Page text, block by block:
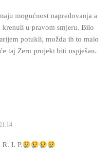
mogućnost napredovanja a
u pravom smjeru. Bilo
potukli, možda ih to malo
taj Zero projekt biti uspješan.
I. P.